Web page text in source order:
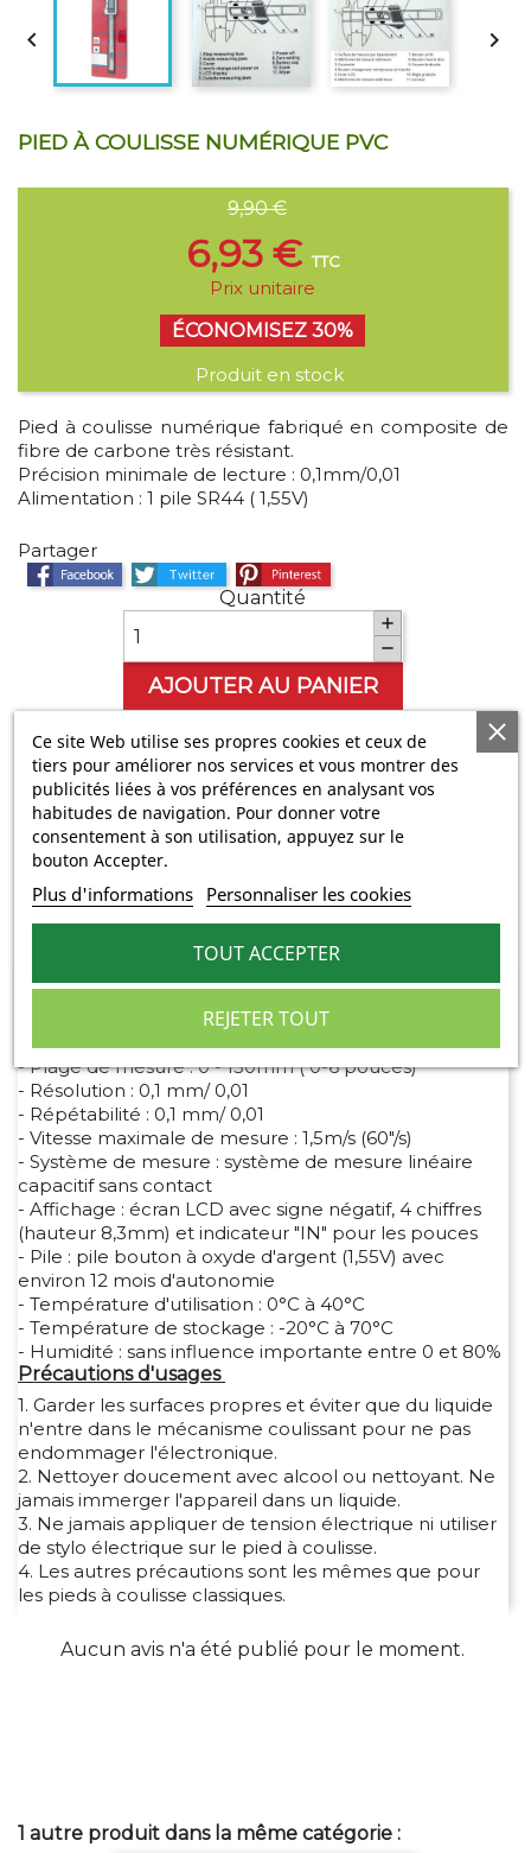
 
PIED À COULISSE NUMÉRIQUE PVC
9,90 €
6,93 €TTC
Prix unitaire
ÉCONOMISEZ 30%
Produit en stock
Pied à coulisse numérique fabriqué en composite de
fibre de carbone très résistant.
Précision minimale de lecture : 0,1mm/0,01
Alimentation : 1 pile SR44 ( 1,55V)
Partager
Partager
Tweet
Quantité


AJOUTER AU PANIER
Derniers articles en stock
- Garantie 1 an par le sav
- 14 jours pour changer d'avis
Description Détails du produit
Spécifications et fonctions
- Plage de mesure : 0 - 150mm ( 0-6 pouces)
- Résolution : 0,1 mm/ 0,01
- Répétabilité : 0,1 mm/ 0,01
- Vitesse maximale de mesure : 1,5m/s (60"/s)
- Système de mesure : système de mesure linéaire
capacitif sans contact
- Affichage : écran LCD avec signe négatif, 4 chiffres
(hauteur 8,3mm) et indicateur "IN" pour les pouces
- Pile : pile bouton à oxyde d'argent (1,55V) avec
environ 12 mois d'autonomie
- Température d'utilisation : 0°C à 40°C
- Température de stockage : -20°C à 70°C
- Humidité : sans influence importante entre 0 et 80%
Précautions d'usages
1. Garder les surfaces propres et éviter que du liquide
n'entre dans le mécanisme coulissant pour ne pas
endommager l'électronique.
2. Nettoyer doucement avec alcool ou nettoyant. Ne
jamais immerger l'appareil dans un liquide.
3. Ne jamais appliquer de tension électrique ni utiliser
de stylo électrique sur le pied à coulisse.
4. Les autres précautions sont les mêmes que pour
les pieds à coulisse classiques.
Aucun avis n'a été publié pour le moment.
1 autre produit dans la même catégorie :
Ce site Web utilise ses propres cookies et ceux de
tiers pour améliorer nos services et vous montrer des
publicités liées à vos préférences en analysant vos
habitudes de navigation. Pour donner votre
consentement à son utilisation, appuyez sur le
bouton Accepter.
Plus d'informations Personnaliser les cookies
REJETER TOUT
TOUT ACCEPTER